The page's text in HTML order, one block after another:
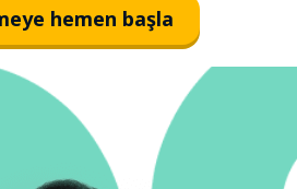
hemen başla